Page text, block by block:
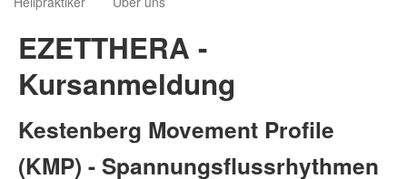
EZETTHERA -
Kursanmeldung
Kestenberg Movement Profile
(KMP) - Spannungsflussrhythmen